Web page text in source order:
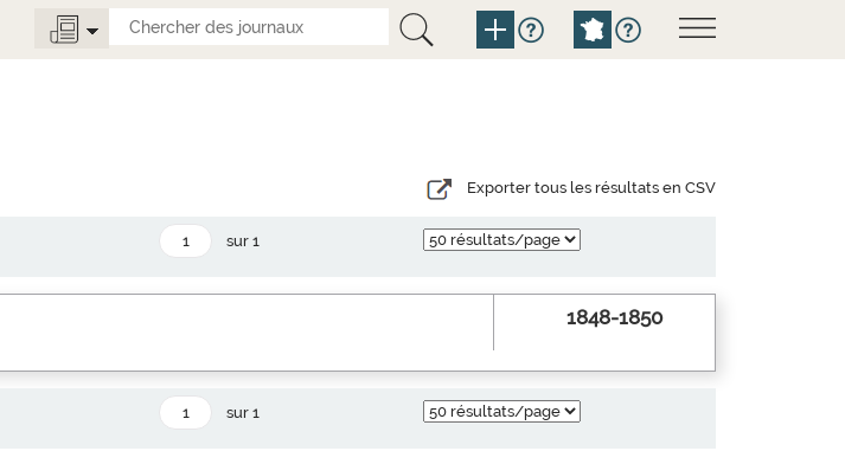
Exporter tous les résultats en CSV
sur 1
1848-1850
sur 1